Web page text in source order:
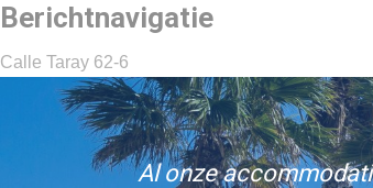
Berichtnavigatie
Calle Taray 62-6
Al onze